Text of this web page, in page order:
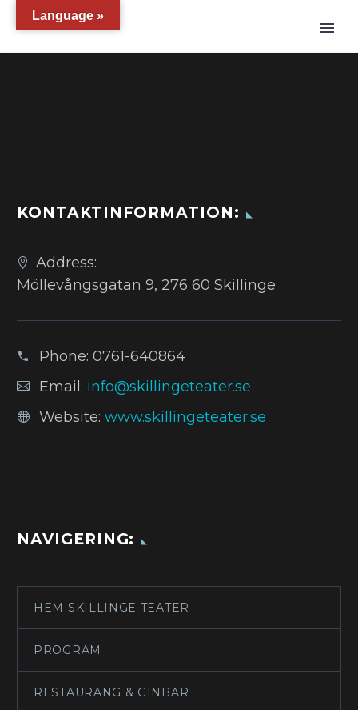
KONTAKTINFORMATION:
Address:
Möllevångsgatan 9, 276 60 Skillinge
Phone: 0761-640864
Email: info@skillingeteater.se
Website: www.skillingeteater.se
NAVIGERING:
HEM SKILLINGE TEATER
PROGRAM
RESTAURANG & GINBAR
Language »